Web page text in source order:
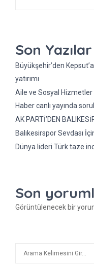
Son Yazılar
Büyükşehir’den
yatırımı
Aile ve Sosyal Hizmetler
Haber canlı yayında
AK PARTİ’DEN
Balıkesirspor Sevdası
Dünya lideri Türk taze
Son
Görüntülenecek bir